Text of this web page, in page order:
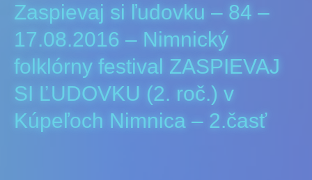
Zaspievaj si ľudovku – 84 –
17.08.2016 – Nimnický
folklórny festival ZASPIEVAJ
SI ĽUDOVKU (2. roč.) v
Kúpeľoch Nimnica – 2.časť